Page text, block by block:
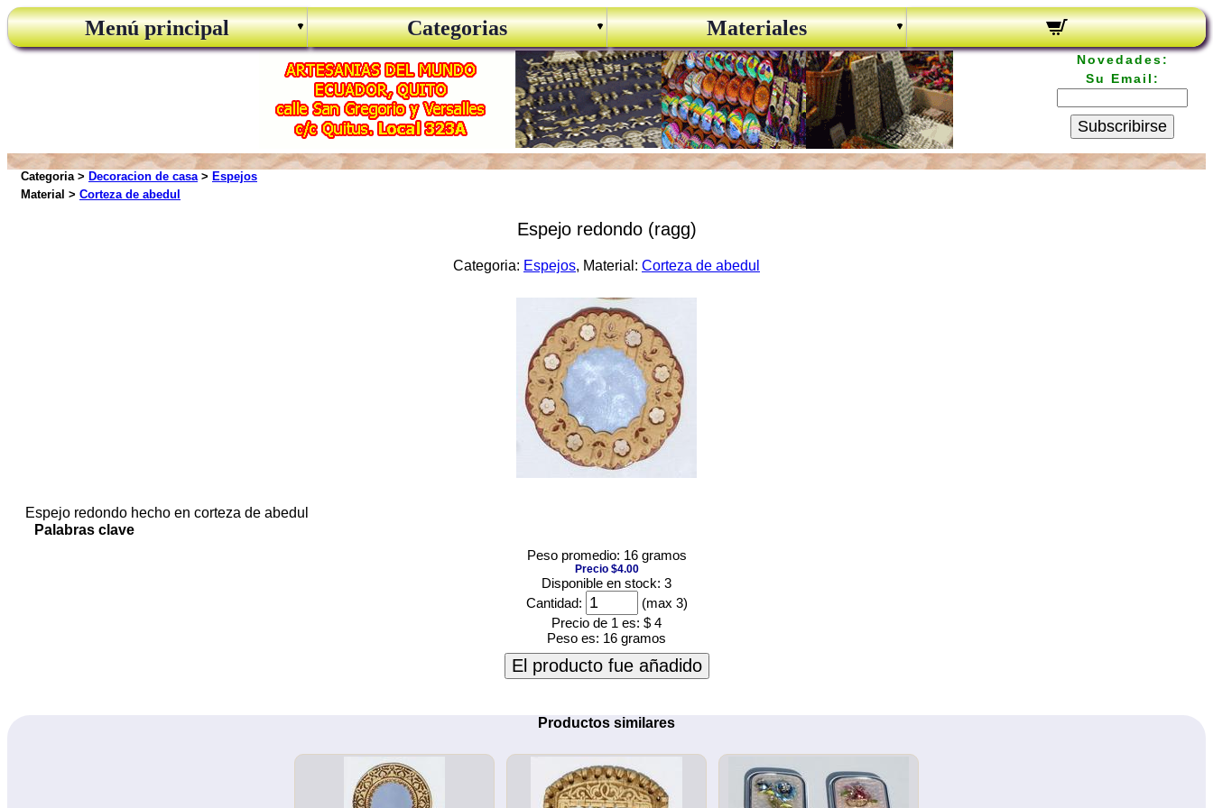
Menú principal Categorias Materiales
Novedades:
Su Email:
Subscribirse
Categoria > Decoracion de casa> Espejos
Material > Corteza de abedul
Espejo redondo (ragg)
Categoria: Espejos, Material: Corteza de abedul
Espejo redondo hecho en corteza de abedul
Palabras clave
Peso promedio: 16 gramos
Precio $4.00
Disponible en stock: 3
Cantidad:
(max 3)
Precio de 1 es: $ 4
Peso es: 16 gramos
El producto fue añadido
Productos similares